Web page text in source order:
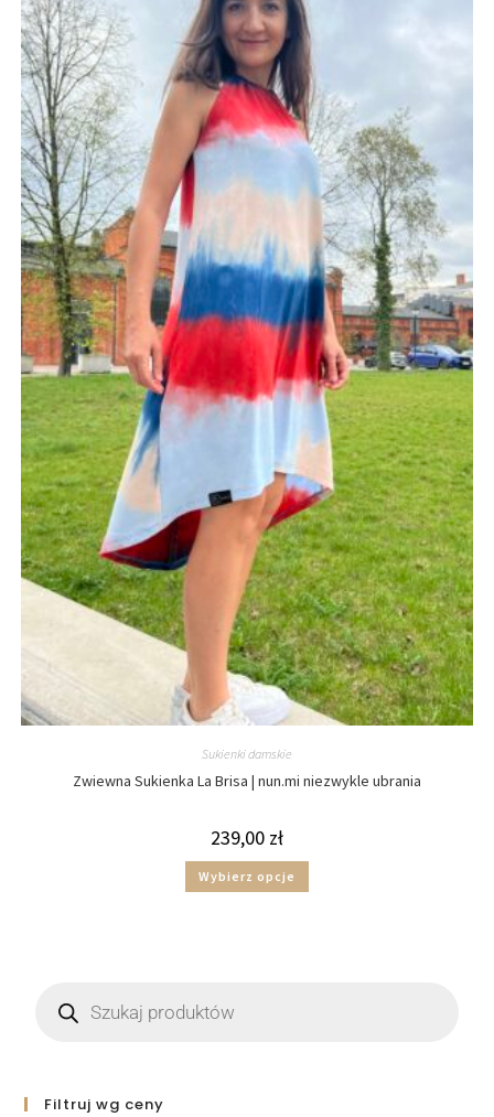
Sukienki damskie
Zwiewna Sukienka La Brisa | nun.mi niezwykle ubrania
239,00 zł
Wybierz opcje
Filtruj wg ceny